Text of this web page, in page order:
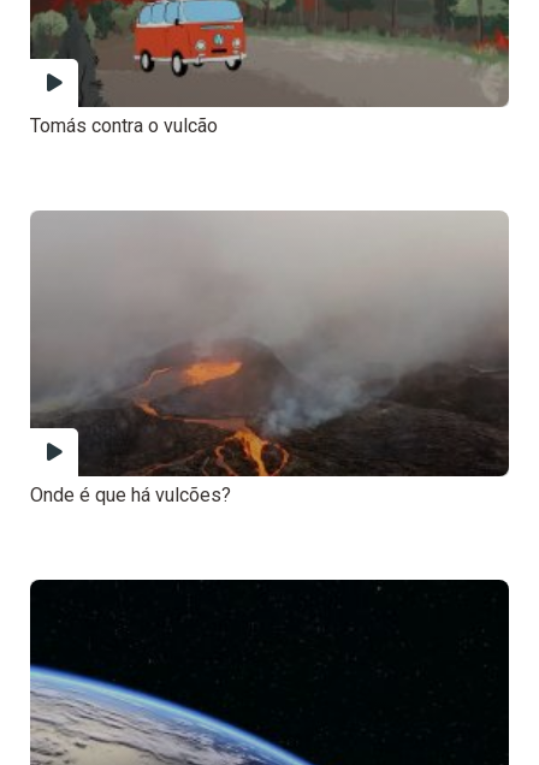
Tomás contra o vulcão
Onde é que há vulcões?